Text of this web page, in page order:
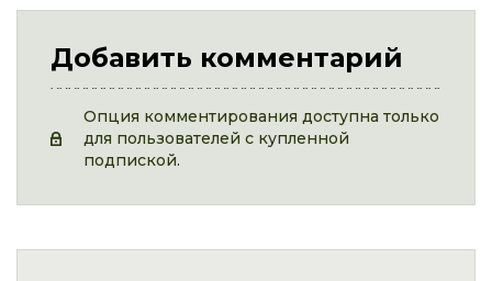
Добавить комментарий
Опция комментирования доступна только
для пользователей с купленной
подпиской.